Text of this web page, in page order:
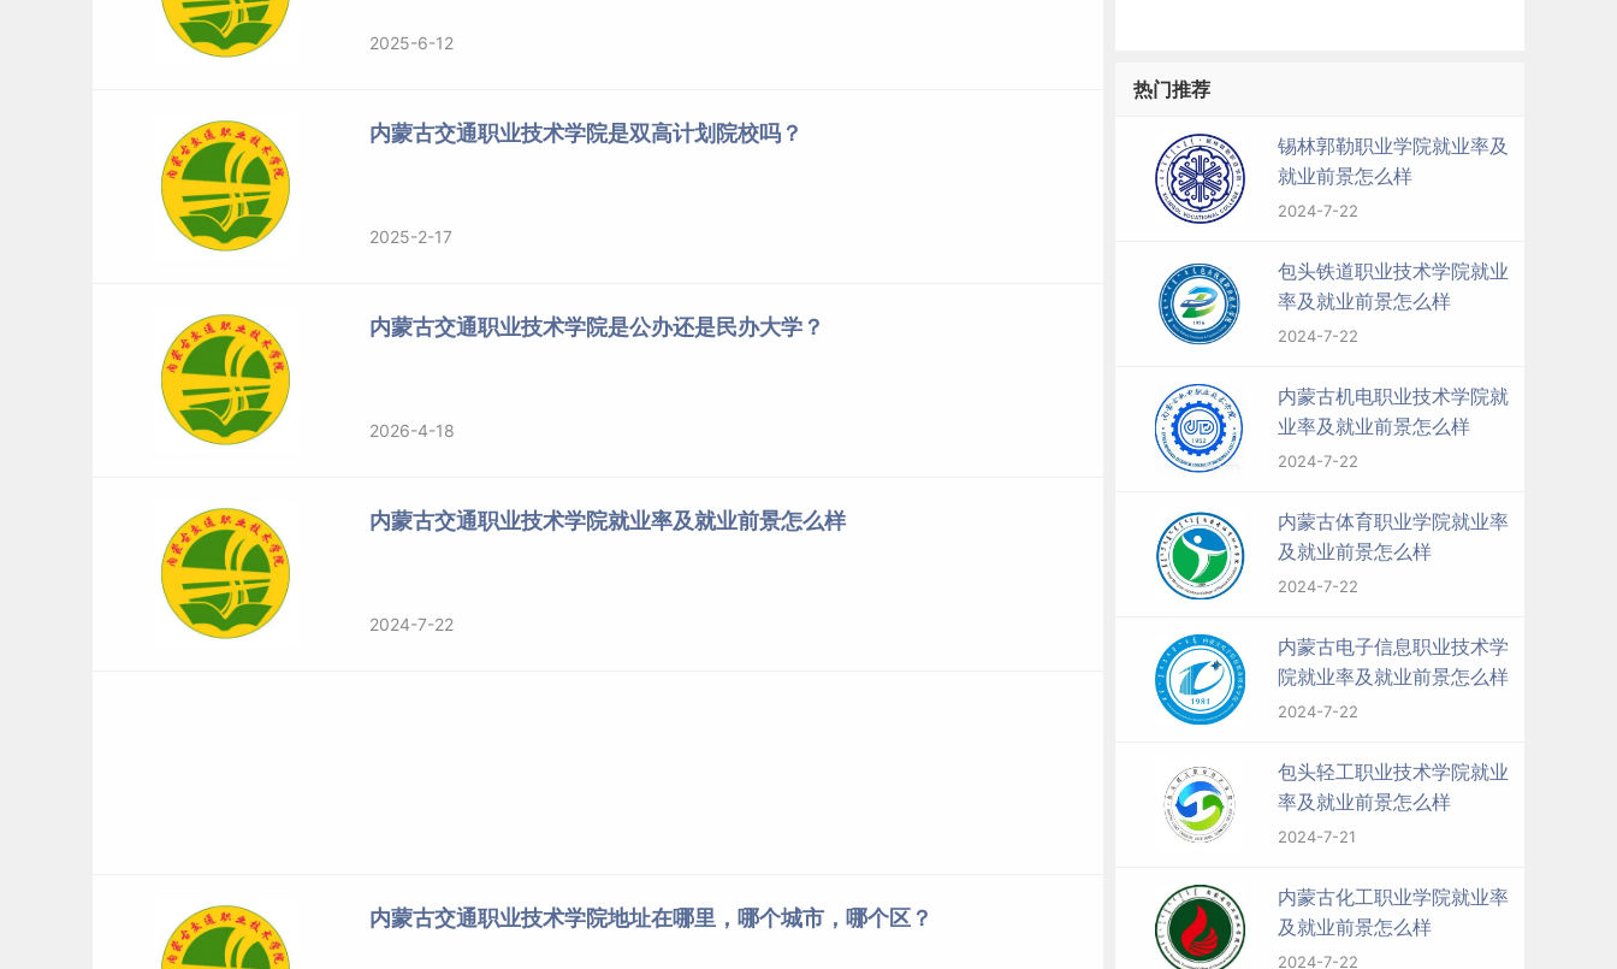
2025-6-12
内蒙古交通职业技术学院是双高计划院校吗？
2025-2-17
内蒙古交通职业技术学院是公办还是民办大学？
2026-4-18
内蒙古交通职业技术学院就业率及就业前景怎么样
2024-7-22
内蒙古交通职业技术学院地址在哪里，哪个城市，哪个区？
热门推荐
锡林郭勒职业学院就业率及
就业前景怎么样
2024-7-22
包头铁道职业技术学院就业
率及就业前景怎么样
2024-7-22
内蒙古机电职业技术学院就
业率及就业前景怎么样
2024-7-22
内蒙古体育职业学院就业率
及就业前景怎么样
2024-7-22
内蒙古电子信息职业技术学
院就业率及就业前景怎么样
2024-7-22
包头轻工职业技术学院就业
率及就业前景怎么样
2024-7-21
内蒙古化工职业学院就业率
及就业前景怎么样
2024-7-22